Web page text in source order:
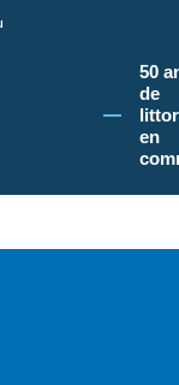
du littoral, vous
50
de
en